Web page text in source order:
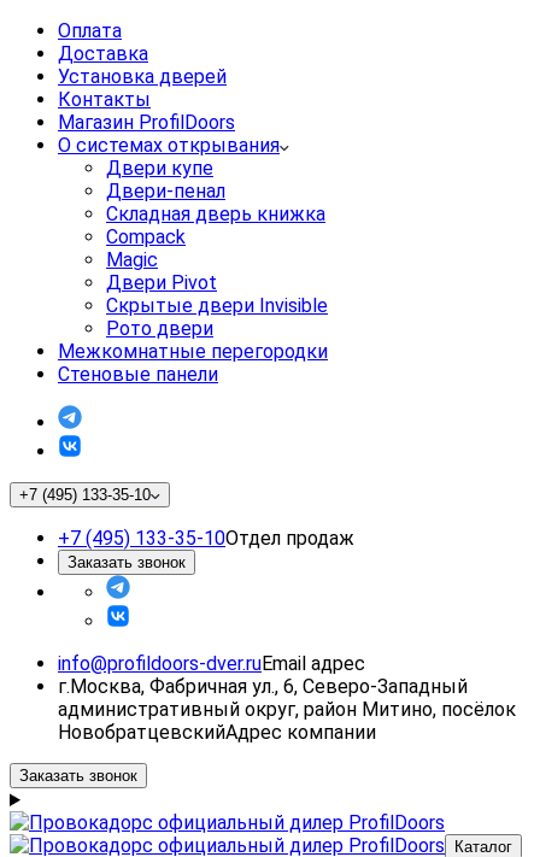
Оплата
Доставка
Установка дверей
Контакты
Магазин ProfilDoors
О системах открывания
Двери купе
Двери-пенал
Складная дверь книжка
Compack
Magic
Двери Pivot
Скрытые двери Invisible
Рото двери
Межкомнатные перегородки
Стеновые панели
+7 (495) 133-35-10
+7 (495) 133-35-10Отдел продаж
Заказать звонок
info@profildoors-dver.ruEmail адрес
г.Москва, Фабричная ул., 6, Северо-Западный
административный округ, район Митино, посёлок
НовобратцевскийАдрес компании
Заказать звонок
Каталог